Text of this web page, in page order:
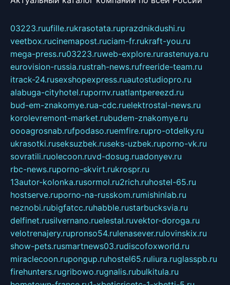
03223.ruufille.rukrasotata.ruprazdnikdushi.ru
veetbox.rucinemapost.ruciam-fr.rukraft-you.ru
mega-press.ru03223.ruweb-explore.rurastenuya.ru
eurovision-russia.rustrah-news.rufreeride-team.ru
itrack-24.rusexshopexpress.ruautostudiopro.ru
alabuga-cityhotel.rupornv.ruatlantpereezd.ru
bud-em-znakomye.rua-cdc.ruelektrostal-news.ru
korolevremont-market.rubudem-znakomye.ru
oooagrosnab.rufpodaso.ruemfire.rupro-otdelky.ru
ukrasotki.ruseksuzbek.ruseks-uzbek.ruporno-vk.ru
sovratili.ruolecoon.ruvd-dosug.ruadonyev.ru
rbc-news.ruporno-skvirt.rukrospr.ru
13autor-kolonka.rusormol.ru2rich.ruhostel-65.ru
hostserve.ruporno-na-russkom.rumishinlab.ru
neznobi.rubigfatcc.ruhabble.rustarbucksvia.ru
delfinet.rusilvernano.ruelestal.ruvektor-doroga.ru
velotrenajery.rupronso54.rulenasever.rulovinskix.ru
show-pets.rusmartnews03.rudiscofoxworld.ru
miraclecoon.rupongup.ruhostel65.ruliura.ruglasspb.ru
firehunters.rugribowo.rugnalis.rubulkitula.ru